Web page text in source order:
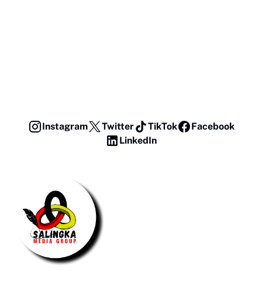
Instagram Twitter TikTok
Facebook
LinkedIn